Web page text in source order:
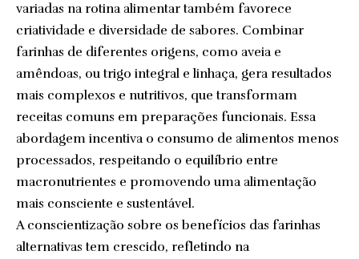
variadas na rotina alimentar também favorece
criatividade e diversidade de sabores. Combinar
farinhas de diferentes origens, como aveia e
amêndoas, ou trigo integral e linhaça, gera resultados
mais complexos e nutritivos, que transformam
receitas comuns em preparações funcionais. Essa
abordagem incentiva o consumo de alimentos menos
processados, respeitando o equilíbrio entre
macronutrientes e promovendo uma alimentação
mais consciente e sustentável.
A conscientização sobre os benefícios das farinhas
alternativas tem crescido, refletindo na